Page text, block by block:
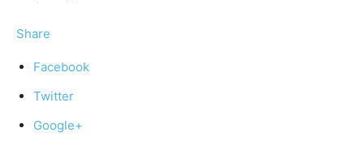
Share
Facebook
Twitter
Google+